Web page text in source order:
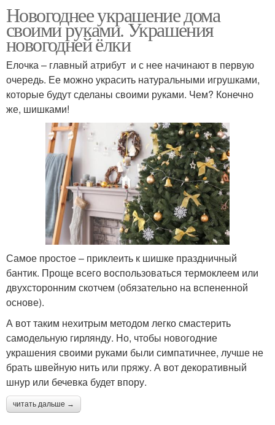
Новогоднее украшение дома
своими руками. Украшения
новогодней ёлки
Елочка – главный атрибут и с нее начинают в первую
очередь. Ее можно украсить натуральными игрушками,
которые будут сделаны своими руками. Чем? Конечно
же, шишками!
Самое простое – приклеить к шишке праздничный
бантик. Проще всего воспользоваться термоклеем или
двухсторонним скотчем (обязательно на вспененной
основе).
А вот таким нехитрым методом легко смастерить
самодельную гирлянду. Но, чтобы новогодние
украшения своими руками были симпатичнее, лучше не
брать швейную нить или пряжу. А вот декоративный
шнур или бечевка будет впору.
читать дальше →